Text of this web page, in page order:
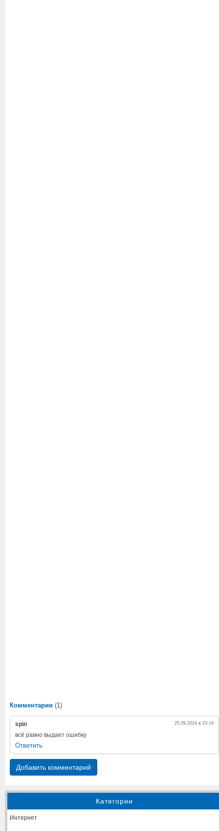
Категории
Интернет
Комментарии (1)
spin 25.09.2024 в 23:14
всё равно выдает ошибку
Ответить
Добавить комментарий